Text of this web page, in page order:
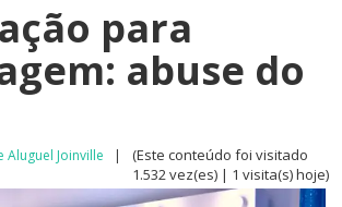
para
abuse do
Aluguel Joinville |
(Este conteúdo foi visitado
1.532 vez(es) | 1 visita(s) hoje)